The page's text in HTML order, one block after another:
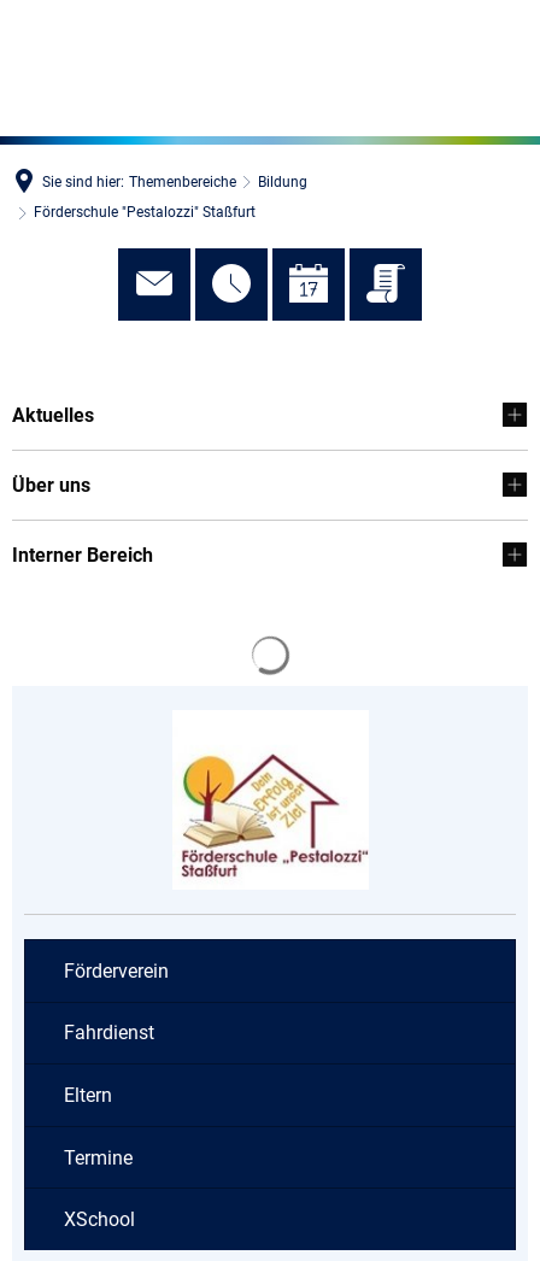
Sie sind hier: Themenbereiche
Bildung
Förderschule "Pestalozzi" Staßfurt
Förderschule
"Pestalozzi"
Staßfurt
Aktuelles
Über uns
Interner Bereich
Förderverein
Fahrdienst
Eltern
Termine
XSchool